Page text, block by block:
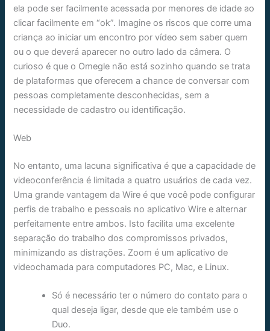
ela pode ser facilmente acessada por menores de idade ao
clicar facilmente em “ok”. Imagine os riscos que corre uma
criança ao iniciar um encontro por vídeo sem saber quem
ou o que deverá aparecer no outro lado da câmera. O
curioso é que o Omegle não está sozinho quando se trata
de plataformas que oferecem a chance de conversar com
pessoas completamente desconhecidas, sem a
necessidade de cadastro ou identificação.
Web
No entanto, uma lacuna significativa é que a capacidade de
videoconferência é limitada a quatro usuários de cada vez.
Uma grande vantagem da Wire é que você pode configurar
perfis de trabalho e pessoais no aplicativo Wire e alternar
perfeitamente entre ambos. Isto facilita uma excelente
separação do trabalho dos compromissos privados,
minimizando as distrações. Zoom é um aplicativo de
videochamada para computadores PC, Mac, e Linux.
Só é necessário ter o número do contato para o
qual deseja ligar, desde que ele também use o
Duo.